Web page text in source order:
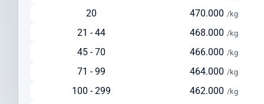
Sebelum mengirim paket, lakukan cek ongkir ke Cook Island untuk
menyediakan kalkulator tarif yang akurat dan transparan pada
Faktor yang memengaruhi biaya pengiriman ke Cook Island
20 470.000 /kg
21 - 44 468.000 /kg
45 - 70 466.000 /kg
71 - 99 464.000 /kg
100 - 299 462.000 /kg